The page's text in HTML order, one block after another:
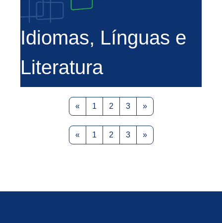
Idiomas, Línguas e
Literatura
«Previous page
1 Page 1
2Page 2
3Page 3
»Next page
«Previous page
1 Page 1
2Page 2
3Page 3
»Next page